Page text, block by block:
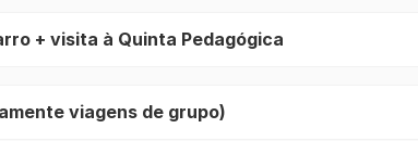
+ visita à Quinta Pedagógica
viagens de grupo)